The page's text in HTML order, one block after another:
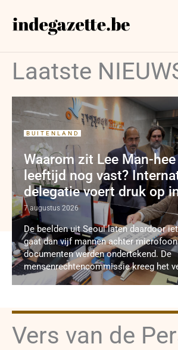
naar
Laatste
BUITENLAND
Waarom zit Lee Man-
leeftijd nog vast?
delegatie voert druk op
7 augustus 2026
De beelden uit Seoul laten daardoor
gaat dan vijf mannen achter
documenten werden ondertekend. De
mensenrechtencommissie kreeg het
Vers van de